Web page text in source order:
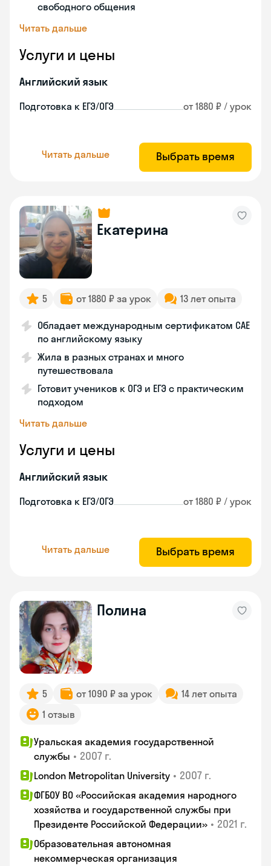
свободного общения
Читать дальше
Услуги и цены
Английский язык
Подготовка к ЕГЭ/ОГЭ от 1880 ₽ / урок
Читать дальше Выбрать время
Екатерина
5 от 1880 ₽ за урок 13 лет опыта
Обладает международным сертификатом CAE
по английскому языку
Жила в разных странах и много
путешествовала
Готовит учеников к ОГЭ и ЕГЭ с практическим
подходом
Читать дальше
Услуги и цены
Английский язык
Подготовка к ЕГЭ/ОГЭ от 1880 ₽ / урок
Читать дальше Выбрать время
Полина
5 от 1090 ₽ за урок
14 лет опыта
1 отзыв
Уральская академия государственной
службы • 2007 г.
London Metropolitan University • 2007 г.
ФГБОУ ВО «Российская академия народного
хозяйства и государственной службы при
Президенте Российской Федерации» • 2021 г.
Образовательная автономная
некоммерческая организация